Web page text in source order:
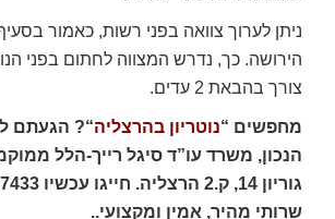
הירושה. כך, נדרש המצווה לחתום בפני
צורך בהבאת 2 עדים.
מחפשים “נוטריון בהרצליה“? הגעתם
הנכון, משרד עו”ד סיגל רייך-הלל
שרותי מהיר, אמין ומקצועי..